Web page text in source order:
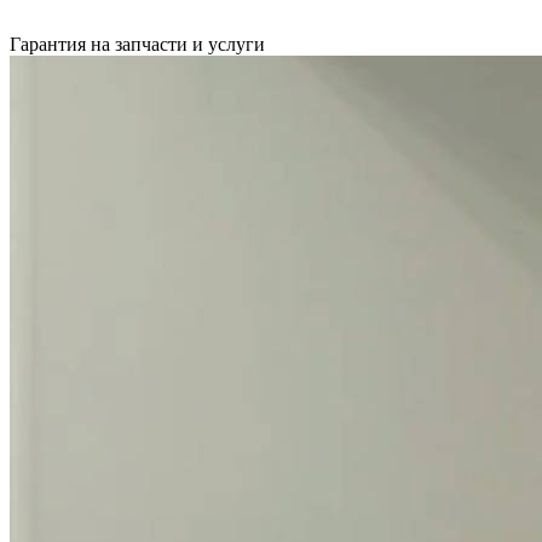
Гарантия на запчасти и услуги